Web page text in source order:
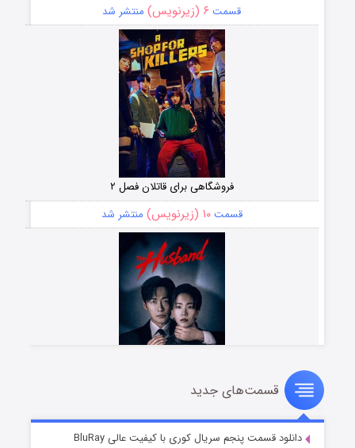
قسمت ۶ (زیرنویس) منتشر شد
فروشگاهی برای قاتلان فصل ۲
قسمت۱۰ (زیرنویس) منتشر شد
قسمت۸ (زیرنویس) منتشر شد
قسمت‌های جدید
دانلود قسمت پنجم سریال کوری با کیفیت عالی BluRay